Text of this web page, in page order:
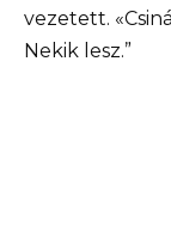
vezetett.
Nekik lesz.”